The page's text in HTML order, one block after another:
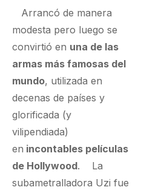
Arrancó de manera
modesta pero luego se
convirtió en una de las
armas más famosas del
mundo, utilizada en
decenas de países y
glorificada (y
vilipendiada)
en incontables películas
de Hollywood. La
subametralladora Uzi fue